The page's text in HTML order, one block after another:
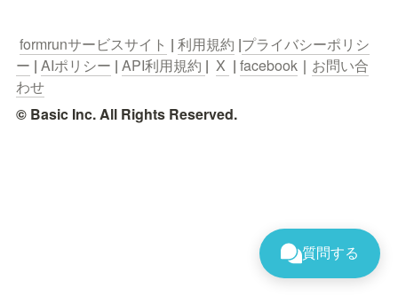
formrunサービスサイト | 利用規約 |プライバシーポリシ
ー | AIポリシー | API利用規約 | X | facebook ｜ お問い合
わせ
© Basic Inc. All Rights Reserved.